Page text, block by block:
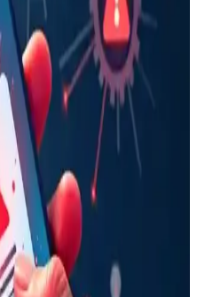
korudu ve uzun süre konum
Flip Tasarımı ve
Üzerine İnceleme
gereksiz bulup iptal etmesi,
ve teknik zorlukları
getiriyor.
ve E-Atık
ve uzun yazılım desteğiyle
e-atık tartışmaları cihazın
doğuruyor.